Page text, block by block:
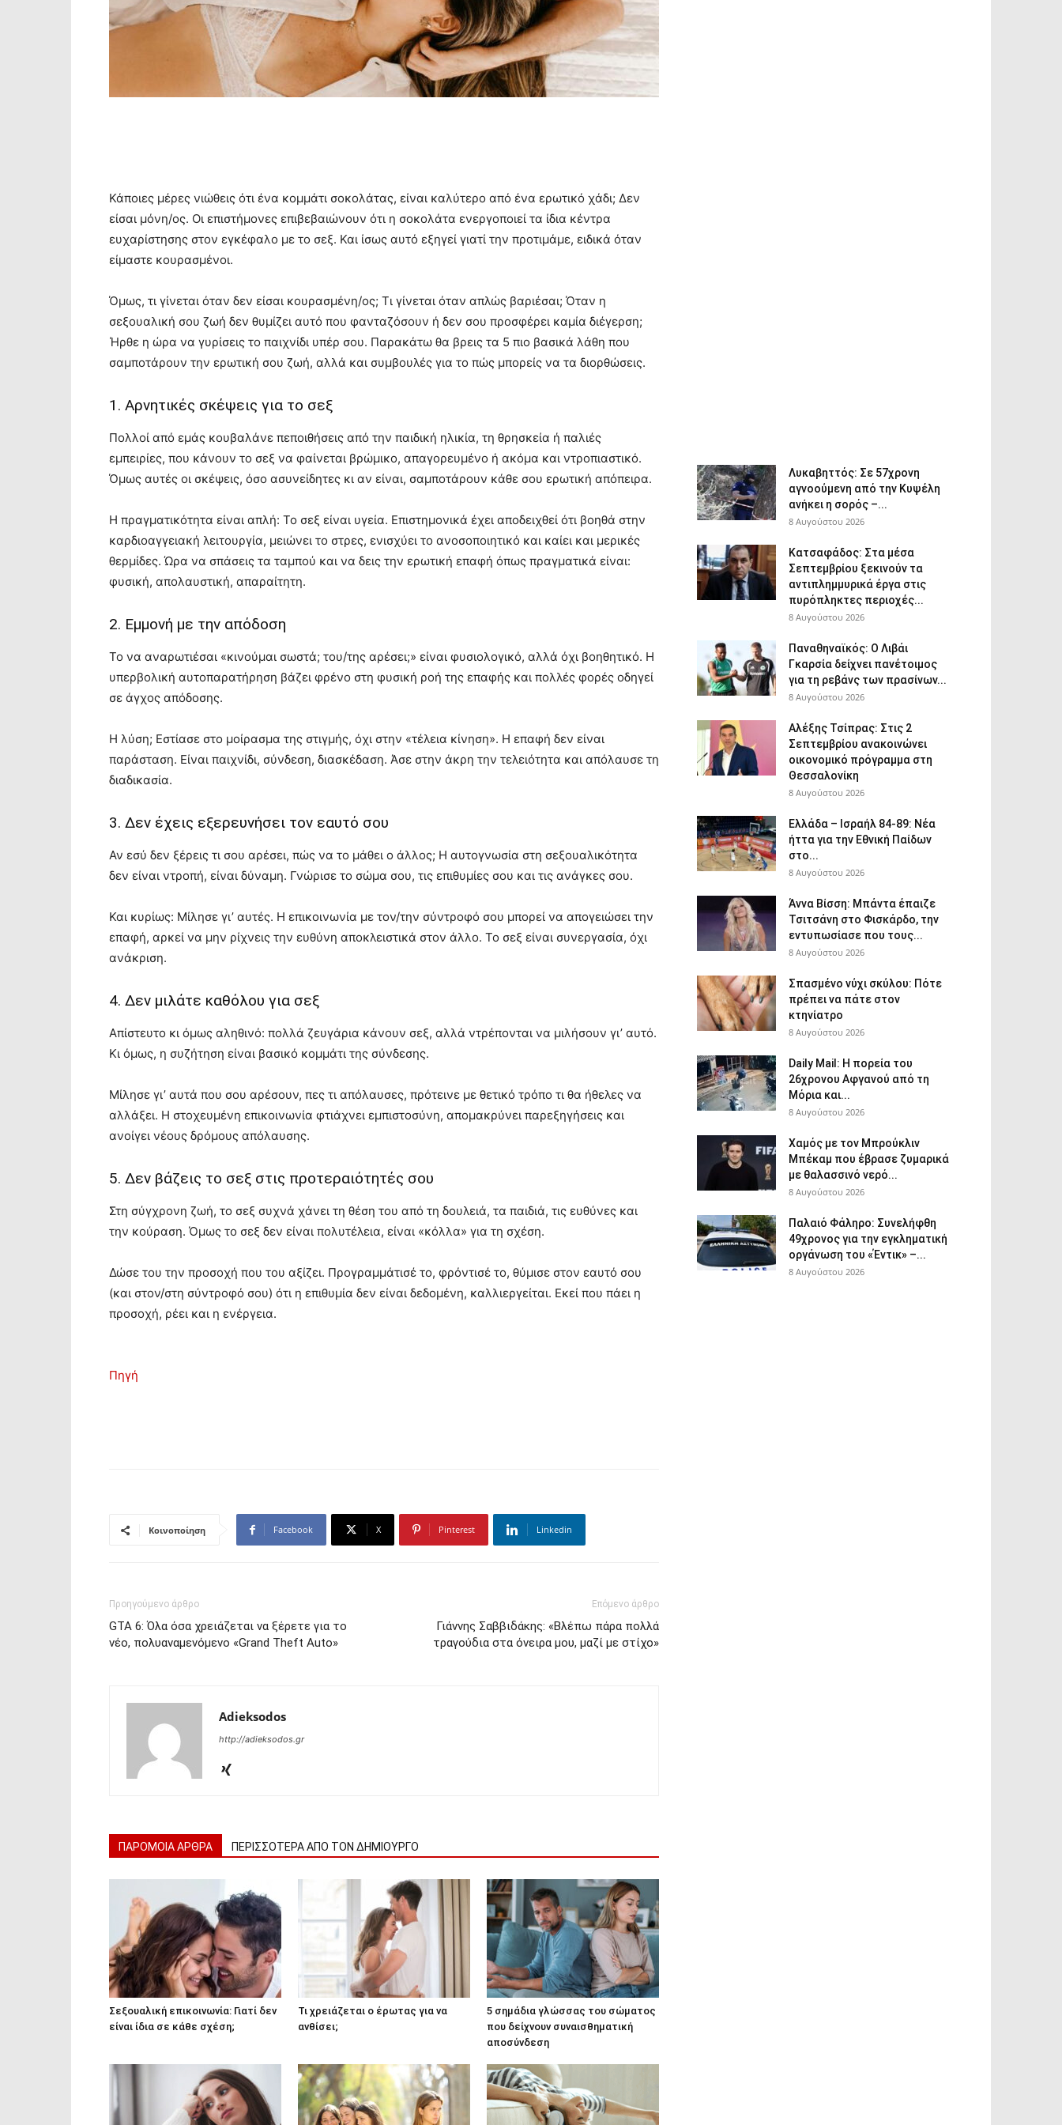
Κάποιες μέρες νιώθεις ότι ένα κομμάτι σοκολάτας, είναι καλύτερο από ένα ερωτικό χάδι; Δεν
είσαι μόνη/ος. Οι επιστήμονες επιβεβαιώνουν ότι η σοκολάτα ενεργοποιεί τα ίδια κέντρα
ευχαρίστησης στον εγκέφαλο με το σεξ. Και ίσως αυτό εξηγεί γιατί την προτιμάμε, ειδικά όταν
είμαστε κουρασμένοι.
Όμως, τι γίνεται όταν δεν είσαι κουρασμένη/ος; Τι γίνεται όταν απλώς βαριέσαι; Όταν η
σεξουαλική σου ζωή δεν θυμίζει αυτό που φανταζόσουν ή δεν σου προσφέρει καμία διέγερση;
Ήρθε η ώρα να γυρίσεις το παιχνίδι υπέρ σου. Παρακάτω θα βρεις τα 5 πιο βασικά λάθη που
σαμποτάρουν την ερωτική σου ζωή, αλλά και συμβουλές για το πώς μπορείς να τα διορθώσεις.
1. Αρνητικές σκέψεις για το σεξ
Πολλοί από εμάς κουβαλάνε πεποιθήσεις από την παιδική ηλικία, τη θρησκεία ή παλιές
εμπειρίες, που κάνουν το σεξ να φαίνεται βρώμικο, απαγορευμένο ή ακόμα και ντροπιαστικό.
Όμως αυτές οι σκέψεις, όσο ασυνείδητες κι αν είναι, σαμποτάρουν κάθε σου ερωτική απόπειρα.
Η πραγματικότητα είναι απλή: Το σεξ είναι υγεία. Επιστημονικά έχει αποδειχθεί ότι βοηθά στην
καρδιοαγγειακή λειτουργία, μειώνει το στρες, ενισχύει το ανοσοποιητικό και καίει και μερικές
θερμίδες. Ώρα να σπάσεις τα ταμπού και να δεις την ερωτική επαφή όπως πραγματικά είναι:
φυσική, απολαυστική, απαραίτητη.
2. Εμμονή με την απόδοση
Το να αναρωτιέσαι «κινούμαι σωστά; του/της αρέσει;» είναι φυσιολογικό, αλλά όχι βοηθητικό. Η
υπερβολική αυτοπαρατήρηση βάζει φρένο στη φυσική ροή της επαφής και πολλές φορές οδηγεί
σε άγχος απόδοσης.
Η λύση; Εστίασε στο μοίρασμα της στιγμής, όχι στην «τέλεια κίνηση». Η επαφή δεν είναι
παράσταση. Είναι παιχνίδι, σύνδεση, διασκέδαση. Άσε στην άκρη την τελειότητα και απόλαυσε τη
διαδικασία.
3. Δεν έχεις εξερευνήσει τον εαυτό σου
Αν εσύ δεν ξέρεις τι σου αρέσει, πώς να το μάθει ο άλλος; Η αυτογνωσία στη σεξουαλικότητα
δεν είναι ντροπή, είναι δύναμη. Γνώρισε το σώμα σου, τις επιθυμίες σου και τις ανάγκες σου.
Και κυρίως: Μίλησε γι’ αυτές. Η επικοινωνία με τον/την σύντροφό σου μπορεί να απογειώσει την
επαφή, αρκεί να μην ρίχνεις την ευθύνη αποκλειστικά στον άλλο. Το σεξ είναι συνεργασία, όχι
ανάκριση.
4. Δεν μιλάτε καθόλου για σεξ
Απίστευτο κι όμως αληθινό: πολλά ζευγάρια κάνουν σεξ, αλλά ντρέπονται να μιλήσουν γι’ αυτό.
Κι όμως, η συζήτηση είναι βασικό κομμάτι της σύνδεσης.
Μίλησε γι’ αυτά που σου αρέσουν, πες τι απόλαυσες, πρότεινε με θετικό τρόπο τι θα ήθελες να
αλλάξει. Η στοχευμένη επικοινωνία φτιάχνει εμπιστοσύνη, απομακρύνει παρεξηγήσεις και
ανοίγει νέους δρόμους απόλαυσης.
5. Δεν βάζεις το σεξ στις προτεραιότητές σου
Στη σύγχρονη ζωή, το σεξ συχνά χάνει τη θέση του από τη δουλειά, τα παιδιά, τις ευθύνες και
την κούραση. Όμως το σεξ δεν είναι πολυτέλεια, είναι «κόλλα» για τη σχέση.
Δώσε του την προσοχή που του αξίζει. Προγραμμάτισέ το, φρόντισέ το, θύμισε στον εαυτό σου
(και στον/στη σύντροφό σου) ότι η επιθυμία δεν είναι δεδομένη, καλλιεργείται. Εκεί που πάει η
προσοχή, ρέει και η ενέργεια.
Πηγή
Κοινοποίηση Facebook X Pinterest Linkedin
Προηγούμενο άρθρο
GTA 6: Όλα όσα χρειάζεται να ξέρετε για το
νέο, πολυαναμενόμενο «Grand Theft Auto»
Επόμενο άρθρο
Γιάννης Σαββιδάκης: «Βλέπω πάρα πολλά
τραγούδια στα όνειρα μου, μαζί με στίχο»
Adieksodos
http://adieksodos.gr
ΠΑΡΟΜΟΙΑ ΑΡΘΡΑ ΠΕΡΙΣΣΟΤΕΡΑ ΑΠΟ ΤΟΝ ΔΗΜΙΟΥΡΓΟ
Σεξουαλική επικοινωνία: Γιατί δεν
είναι ίδια σε κάθε σχέση;
Τι χρειάζεται ο έρωτας για να
ανθίσει;
5 σημάδια γλώσσας του σώματος
που δείχνουν συναισθηματική
αποσύνδεση
Λυκαβηττός: Σε 57χρονη
αγνοούμενη από την Κυψέλη
ανήκει η σορός –...
8 Αυγούστου 2026
Κατσαφάδος: Στα μέσα
Σεπτεμβρίου ξεκινούν τα
αντιπλημμυρικά έργα στις
πυρόπληκτες περιοχές...
8 Αυγούστου 2026
Παναθηναϊκός: Ο Λιβάι
Γκαρσία δείχνει πανέτοιμος
για τη ρεβάνς των πρασίνων...
8 Αυγούστου 2026
Αλέξης Τσίπρας: Στις 2
Σεπτεμβρίου ανακοινώνει
οικονομικό πρόγραμμα στη
Θεσσαλονίκη
8 Αυγούστου 2026
Ελλάδα – Ισραήλ 84-89: Νέα
ήττα για την Εθνική Παίδων
στο...
8 Αυγούστου 2026
Άννα Βίσση: Μπάντα έπαιζε
Τσιτσάνη στο Φισκάρδο, την
εντυπωσίασε που τους...
8 Αυγούστου 2026
Σπασμένο νύχι σκύλου: Πότε
πρέπει να πάτε στον
κτηνίατρο
8 Αυγούστου 2026
Daily Mail: Η πορεία του
26χρονου Αφγανού από τη
Μόρια και...
8 Αυγούστου 2026
Χαμός με τον Μπρούκλιν
Μπέκαμ που έβρασε ζυμαρικά
με θαλασσινό νερό...
8 Αυγούστου 2026
Παλαιό Φάληρο: Συνελήφθη
49χρονος για την εγκληματική
οργάνωση του «Έντικ» –...
8 Αυγούστου 2026